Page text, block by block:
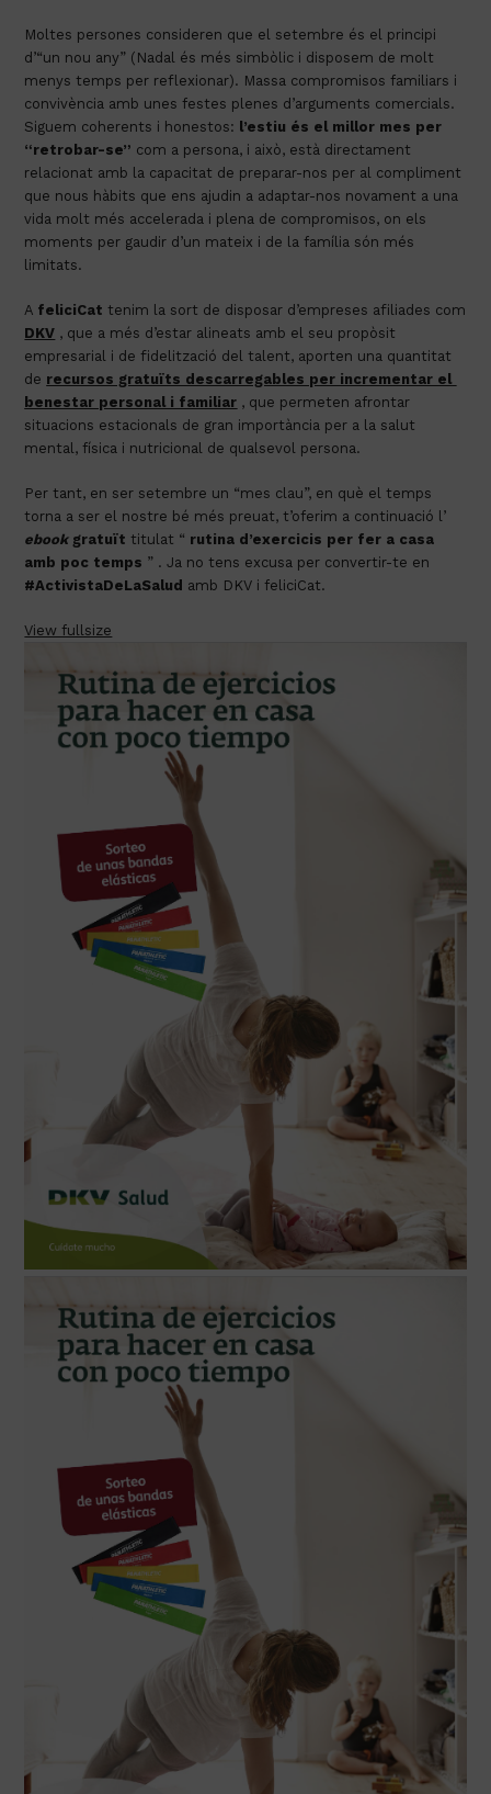
Moltes persones consideren que el setembre és el principi
d’“un nou any” (Nadal és més simbòlic i disposem de molt
menys temps per reflexionar). Massa compromisos familiars i
convivència amb unes festes plenes d’arguments comercials.
Siguem coherents i honestos: l’estiu és el millor mes per
“retrobar-se” com a persona, i això, està directament
relacionat amb la capacitat de preparar-nos per al compliment
que nous hàbits que ens ajudin a adaptar-nos novament a una
vida molt més accelerada i plena de compromisos, on els
moments per gaudir d’un mateix i de la família són més
limitats.
A feliciCat
DKV , que a més d’estar alineats amb el seu propòsit
empresarial i de fidelització del talent, aporten una quantitat
de recursos gratuïts descarregables per incrementar el
benestar personal i familiar , que permeten afrontar
situacions estacionals de gran importància per a la salut
mental, física i nutricional de qualsevol persona.
Per tant, en ser setembre un “mes clau”, en què el temps
ebook gratuït titulat “ rutina d’exercicis per fer a casa
amb poc temps
#ActivistaDeLaSalud amb DKV i feliciCat.
View fullsize